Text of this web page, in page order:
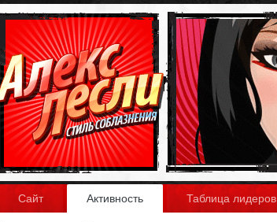
Сайт Активность Таблица лидеров